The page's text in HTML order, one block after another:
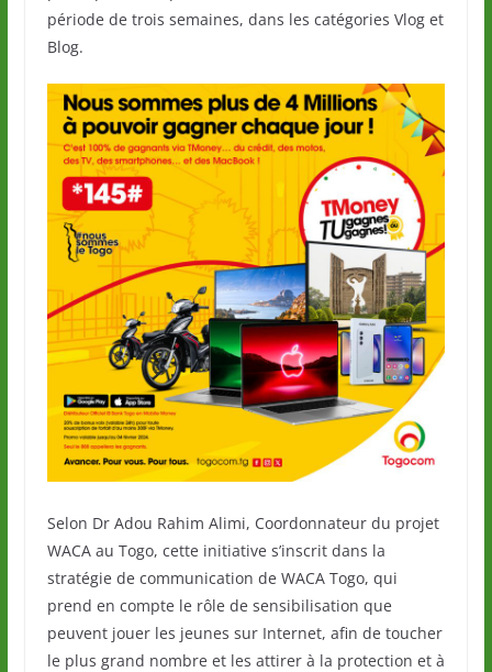
période de trois semaines, dans les catégories Vlog et
Blog.
Selon Dr Adou Rahim Alimi, Coordonnateur du projet
WACA au Togo, cette initiative s’inscrit dans la
stratégie de communication de WACA Togo, qui
prend en compte le rôle de sensibilisation que
peuvent jouer les jeunes sur Internet, afin de toucher
le plus grand nombre et les attirer à la protection et à